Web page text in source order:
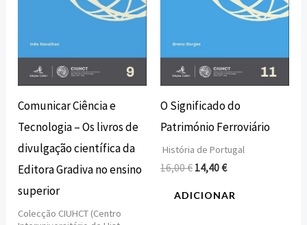
Comunicar Ciência e
Tecnologia – Os livros de
divulgação científica da
Editora Gradiva no ensino
superior
Colecção CIUHCT (Centro
O Significado do
Património Ferroviário
História de Portugal
16,00€ 14,40€
ADICIONAR